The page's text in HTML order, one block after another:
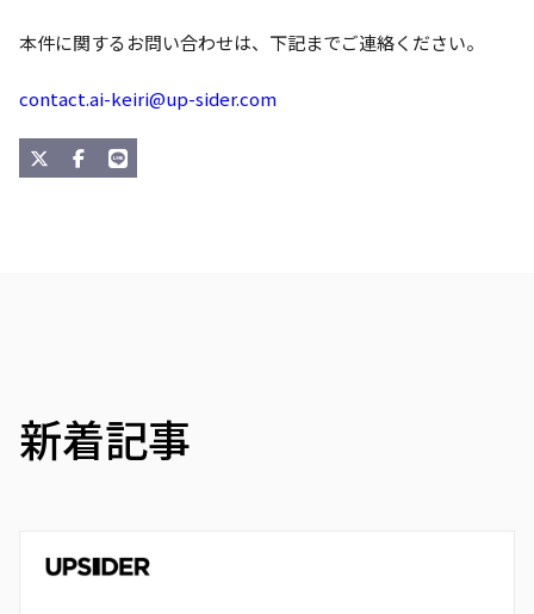
本件に関するお問い合わせは、下記までご連絡ください。
contact.ai-keiri@up-sider.com
新着記事